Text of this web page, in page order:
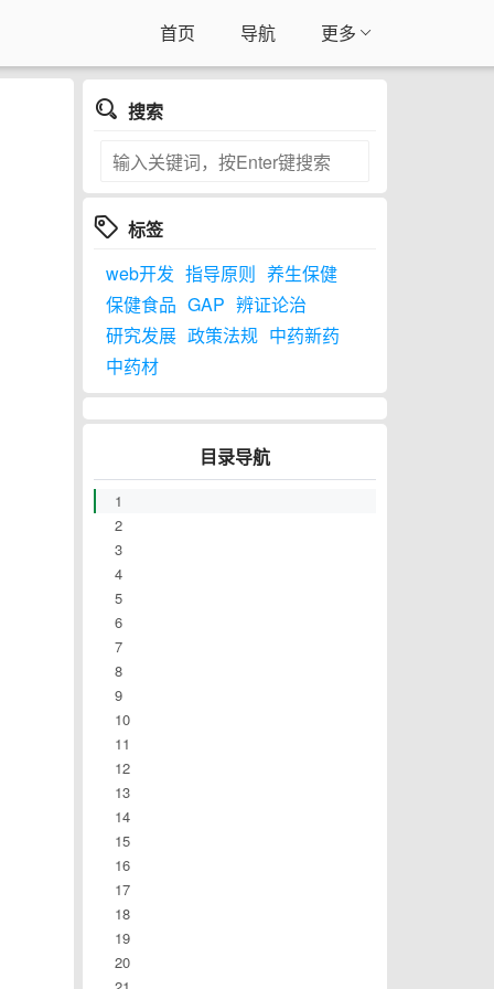
首页 导航 更多
搜索
标签
web开发 指导原则 养生保健
保健食品 GAP 辨证论治
研究发展 政策法规 中药新药
中药材
目录导航
1
2
3
4
5
6
7
8
9
10
11
12
13
14
15
16
17
18
19
20